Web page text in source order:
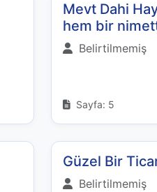
Mevt Dahi
hem bir
Belirtilmemiş
Sayfa: 5
Güzel Bir
Belirtilmemiş